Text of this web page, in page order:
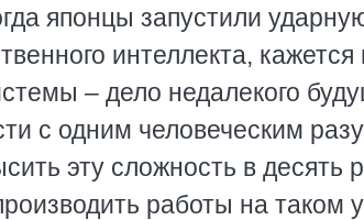
японцы запустили
интеллекта,
– дело недалекого
с одним человеческим
эту сложность в десять
работы на таком